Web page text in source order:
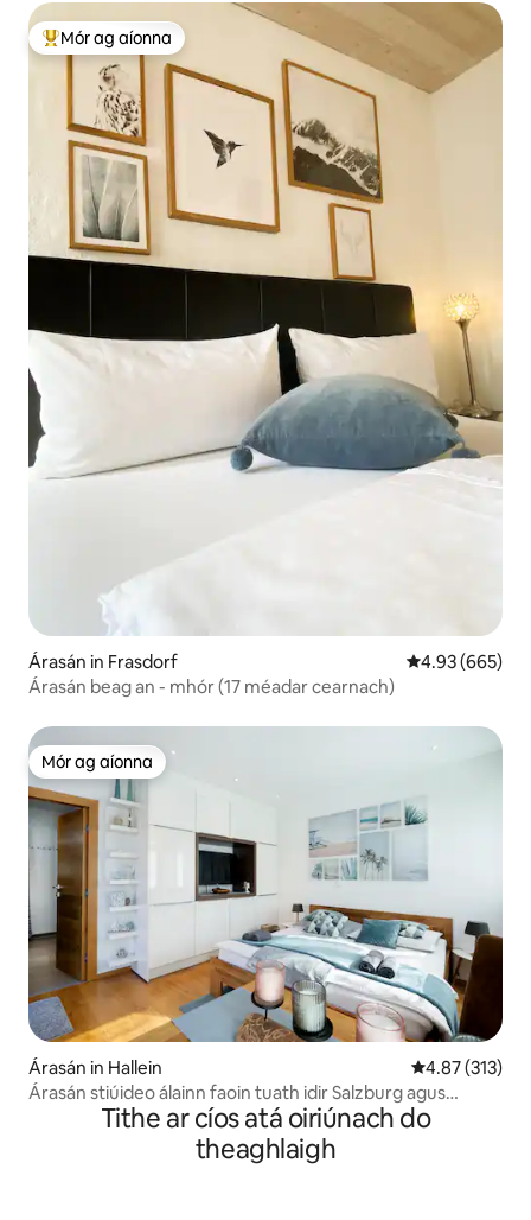
An-mhór ag aíonna
Mór ag aíonna
Árasán in Frasdorf Meánrátáil
4.93 (665)
Árasán beag an - mhór (17 méadar cearnach)
Mór ag aíonna
Mór ag aíonna
Árasán in Hallein Meánrátáil
4.87 (313)
Árasán stiúideo álainn faoin tuath idir Salzburg agus
Tithe ar cíos atá oiriúnach do
theaghlaigh